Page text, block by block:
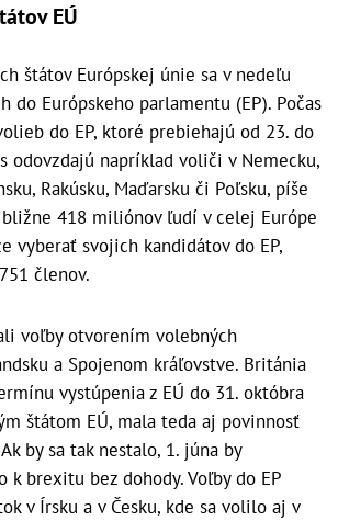
EÚ
štátov Európskej únie sa v nedeľu
do Európskeho parlamentu (EP). Počas
do EP, ktoré prebiehajú od 23. do
odovzdajú napríklad voliči v Nemecku,
Rakúsku, Maďarsku či Poľsku, píše
418 miliónov ľudí v celej Európe
vyberať svojich kandidátov do EP,
členov.
voľby otvorením volebných
a Spojenom kráľovstve. Británia
vystúpenia z EÚ do 31. októbra
štátom EÚ, mala teda aj povinnosť
by sa tak nestalo, 1. júna by
k brexitu bez dohody. Voľby do EP
v Írsku a v Česku, kde sa volilo aj v